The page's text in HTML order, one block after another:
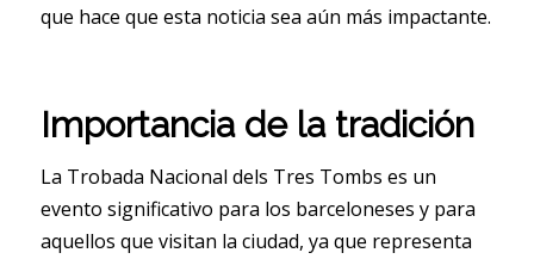
que hace que esta noticia sea aún más impactante.
Importancia de la tradición
La Trobada Nacional dels Tres Tombs es un
evento significativo para los barceloneses y para
aquellos que visitan la ciudad, ya que representa